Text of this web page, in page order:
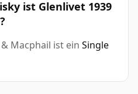
ist Glenlivet 1939
Macphail ist ein Single